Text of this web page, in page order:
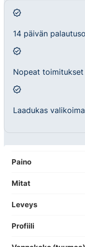
14 päivän
Nopeat toimitukset
Laadukas
Paino
Mitat
Leveys
Profiili